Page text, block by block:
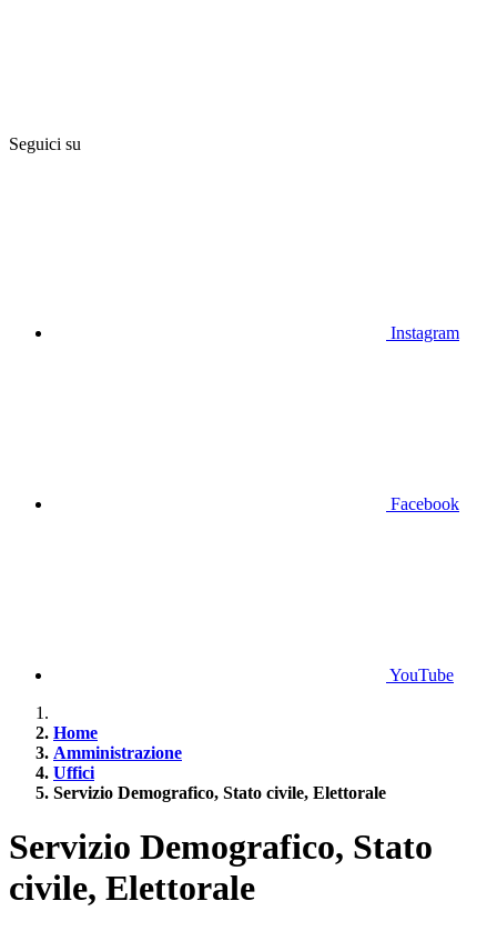
Seguici su
Instagram
Facebook
YouTube
Home
Amministrazione
Uffici
Servizio Demografico, Stato civile, Elettorale
Servizio Demografico, Stato
civile, Elettorale